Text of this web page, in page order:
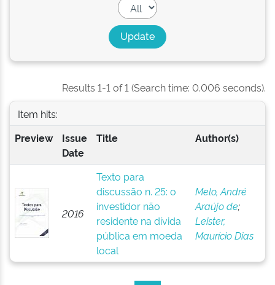
Results 1-1 of 1 (Search time: 0.006 seconds).
Item hits:
Preview
Issue
Date
Title Author(s)
2016
Texto para
discussão n. 25: o
investidor não
residente na dívida
pública em moeda
local
Melo, André
Araújo de;
Leister,
Maurício Dias